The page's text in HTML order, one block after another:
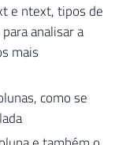
e ntext, tipos de
analisar a
mais
como se